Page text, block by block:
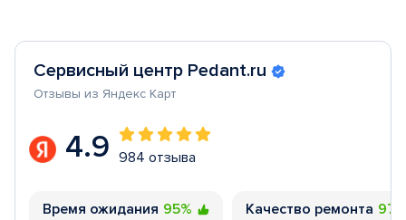
Сервисный центр Pedant.ru
Отзывы из Яндекс Карт
4.9 984 отзыва
Время ожидания 95% Качество ремонта